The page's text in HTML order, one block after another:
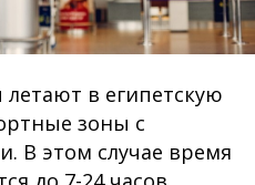
в египетскую
зоны с
В этом случае время